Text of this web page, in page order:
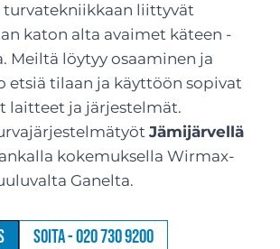
turvatekniikkaan liittyvät
katon alta avaimet käteen -
Meiltä löytyy osaaminen ja
tilaan ja käyttöön sopivat
laitteet ja järjestelmät.
Jämijärvellä
kokemuksella Wirmax-
Ganelta.
Soita - 020 730 9200